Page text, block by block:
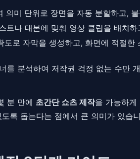
의미 단위로 장면을 자동 분할하고,
트나 대본에 맞춰 영상 클립을 배치
로 자막을 생성하고, 화면에 적절
를 분석하여 저작권 걱정 없는 수만
분 만에 초간단 쇼츠 제작을 가능하게
록 돕는다는 점에서 큰 의미가 있습